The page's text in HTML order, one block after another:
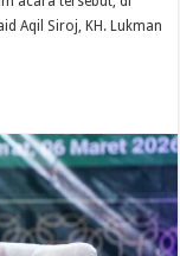
Aqil Siroj, KH. Lukman